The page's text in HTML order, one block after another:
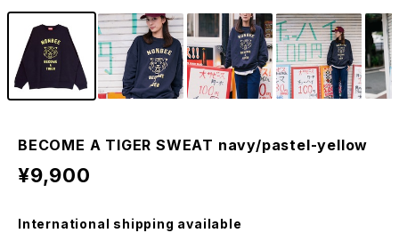
BECOME A TIGER SWEAT navy/pastel-yellow
¥9,900
International shipping available